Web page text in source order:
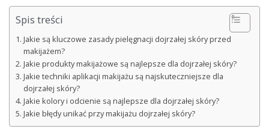
Spis treści
Jakie są kluczowe zasady pielęgnacji dojrzałej skóry przed
makijażem?
Jakie produkty makijażowe są najlepsze dla dojrzałej skóry?
Jakie techniki aplikacji makijażu są najskuteczniejsze dla
dojrzałej skóry?
Jakie kolory i odcienie są najlepsze dla dojrzałej skóry?
Jakie błędy unikać przy makijażu dojrzałej skóry?